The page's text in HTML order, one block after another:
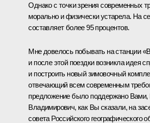
Однако с точки зрения современных
морально и физически устарела. На
составляет более 95 процентов.
Мне довелось побывать на станции
и после этой поездки возникла идея
и построить новый зимовочный
отвечающий всем современным
предложение было поддержано
Владимирович, как Вы сказали, на
совета Российского географического